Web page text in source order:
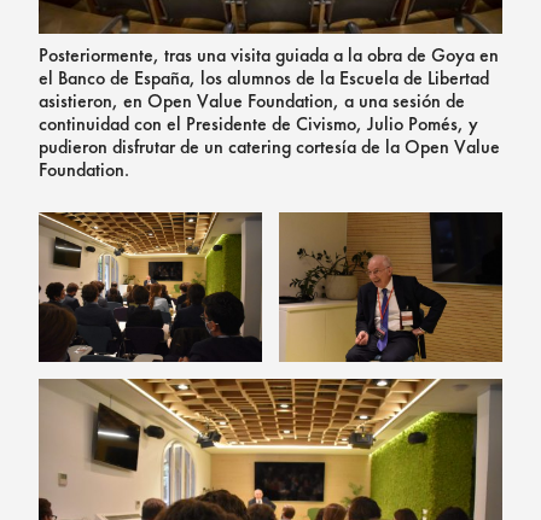
Posteriormente, tras una visita guiada a la obra de Goya en
el Banco de España, los alumnos de la Escuela de Libertad
asistieron, en Open Value Foundation, a una sesión de
continuidad con el Presidente de Civismo, Julio Pomés, y
pudieron disfrutar de un catering cortesía de la Open Value
Foundation.